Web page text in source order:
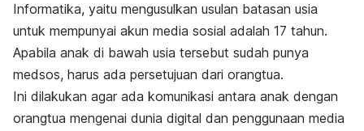
Informatika, yaitu mengusulkan usulan batasan usia
untuk mempunyai akun media sosial adalah 17 tahun.
Apabila anak di bawah usia tersebut sudah punya
medsos, harus ada persetujuan dari orangtua.
Ini dilakukan agar ada komunikasi antara anak dengan
orangtua mengenai dunia digital dan penggunaan media